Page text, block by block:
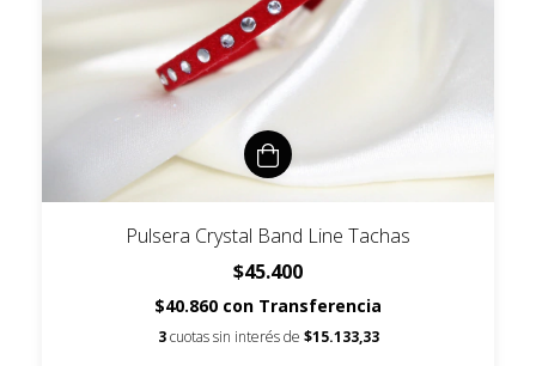
Pulsera Crystal Band Line Tachas
$45.400
$40.860 con Transferencia
3 cuotas sin interés de $15.133,33